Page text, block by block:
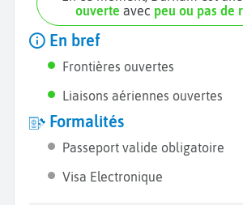
ouverte avec peu ou pas de
En bref
Frontières ouvertes
Liaisons aériennes ouvertes
Formalités
Passeport valide obligatoire
Visa Electronique